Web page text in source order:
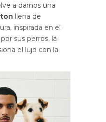
a darnos una
llena de
inspirada en el
sus perros, la
el lujo con la